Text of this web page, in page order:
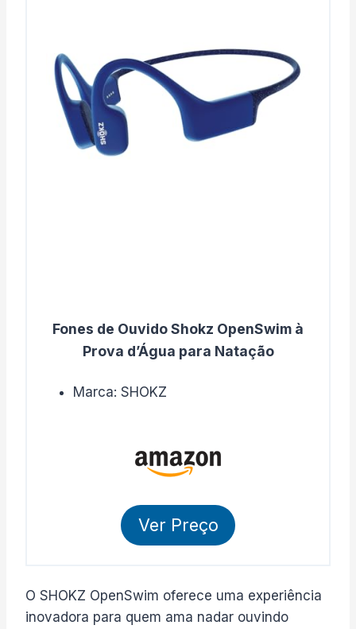
Fones de Ouvido Shokz OpenSwim à
Prova d’Água para Natação
Marca: SHOKZ
Ver Preço
O SHOKZ OpenSwim oferece uma experiência
inovadora para quem ama nadar ouvindo